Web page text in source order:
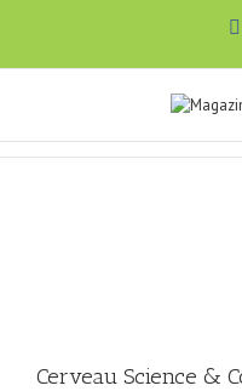
Cerveau Science &